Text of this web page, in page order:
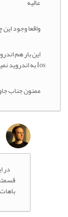
واقعا وجود
Ios به اندروید نمیرسه 😀
ممنون جناب
در